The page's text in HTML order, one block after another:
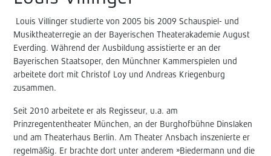
Louis Villinger studierte von 2005 bis 2009 Schauspiel- und
Musiktheaterregie an der Bayerischen Theaterakademie August
Everding. Während der Ausbildung assistierte er an der
Bayerischen Staatsoper, den Münchner Kammerspielen und
arbeitete dort mit Christof Loy und Andreas Kriegenburg
zusammen.
Seit 2010 arbeitete er als Regisseur, u.a. am
Prinzregententheater München, an der Burghofbühne Dinslaken
und am Theaterhaus Berlin. Am Theater Ansbach inszenierte er
regelmäßig. Er brachte dort unter anderem »Biedermann und die